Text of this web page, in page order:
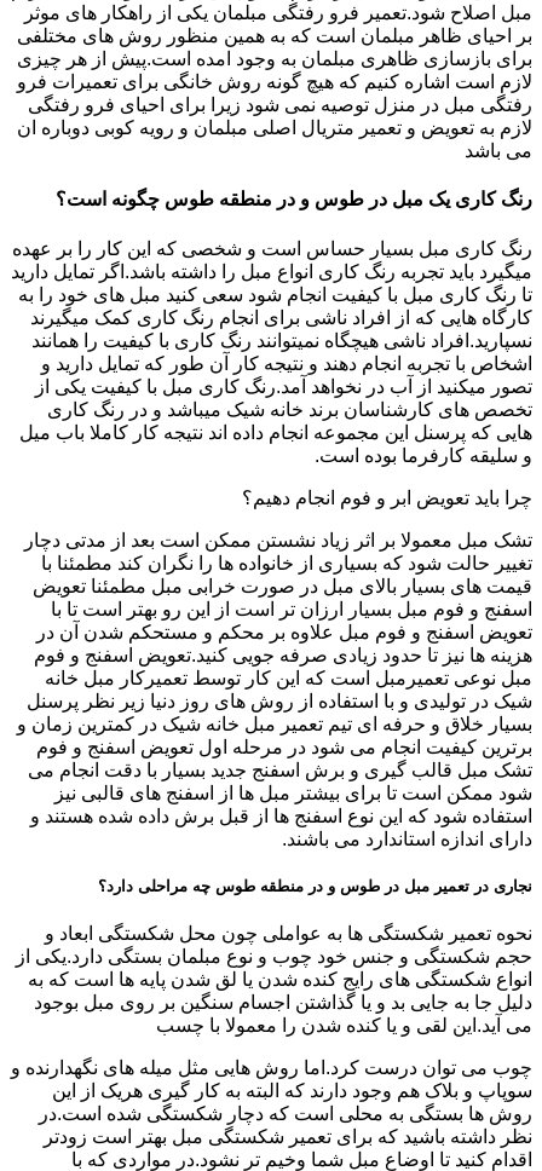
مبل اصلاح شود.تعمیر فرو رفتگی مبلمان یکی از راهکار های موثر
بر احیای ظاهر مبلمان است که به همین منظور روش های مختلفی
برای بازسازی ظاهری مبلمان به وجود امده است.پیش از هر چیزی
لازم است اشاره کنیم که هیچ گونه روش خانگی برای تعمیرات فرو
رفتگی مبل در منزل توصیه نمی شود زیرا برای احیای فرو رفتگی
لازم به تعویض و تعمیر متریال اصلی مبلمان و رویه کوبی دوباره ان
می باشد
رنگ کاری یک مبل در طوس و در منطقه طوس چگونه است؟
رنگ کاری مبل بسیار حساس است و شخصی که این کار را بر عهده
میگیرد باید تجربه رنگ کاری انواع مبل را داشته باشد.اگر تمایل دارید
تا رنگ کاری مبل با کیفیت انجام شود سعی کنید مبل های خود را به
کارگاه هایی که از افراد ناشی برای انجام رنگ کاری کمک میگیرند
نسپارید.افراد ناشی هیچگاه نمیتوانند رنگ کاری با کیفیت را همانند
اشخاص با تجربه انجام دهند و نتیجه کار آن طور که تمایل دارید و
تصور میکنید از آب در نخواهد آمد.رنگ کاری مبل با کیفیت یکی از
تخصص های کارشناسان برند خانه شیک میباشد و در رنگ کاری
هایی که پرسنل این مجموعه انجام داده اند نتیجه کار کاملا باب میل
و سلیقه کارفرما بوده است.
چرا باید تعویض ابر و فوم انجام دهیم؟
تشک مبل معمولا بر اثر زیاد نشستن ممکن است بعد از مدتی دچار
تغییر حالت شود که بسیاری از خانواده ها را نگران کند مطمئنا با
قیمت های بسیار بالای مبل در صورت خرابی مبل مطمئنا تعویض
اسفنج و فوم مبل بسیار ارزان تر است از این رو بهتر است تا با
تعویض اسفنج و فوم مبل علاوه بر محکم و مستحکم شدن آن در
هزینه ها نیز تا حدود زیادی صرفه جویی کنید.تعویض اسفنج و فوم
مبل نوعی تعمیرمبل است که این کار توسط تعمیرکار مبل خانه
شیک در تولیدی و با استفاده از روش های روز دنیا زیر نظر پرسنل
بسیار خلاق و حرفه ای تیم تعمیر مبل خانه شیک در کمترین زمان و
برترین کیفیت انجام می شود در مرحله اول تعویض اسفنج و فوم
تشک مبل قالب گیری و برش اسفنج جدید بسیار با دقت انجام می
شود ممکن است تا برای بیشتر مبل ها از اسفنج های قالبی نیز
استفاده شود که این نوع اسفنج ها از قبل برش داده شده هستند و
دارای اندازه استاندارد می باشند.
نجاری در تعمیر مبل در طوس و در منطقه طوس چه مراحلی دارد؟
نحوه تعمیر شکستگی ها به عواملی چون محل شکستگی ابعاد و
حجم شکستگی و جنس خود چوب و نوع مبلمان بستگی دارد.یکی از
انواع شکستگی های رایج کنده شدن یا لق شدن پایه ها است که به
دلیل جا به جایی بد و یا گذاشتن اجسام سنگین بر روی مبل بوجود
می آید.این لقی و یا کنده شدن را معمولا با چسب
چوب می توان درست کرد.اما روش هایی مثل میله های نگهدارنده و
سوپاپ و بلاک هم وجود دارند که البته به کار گیری هریک از این
روش ها بستگی به محلی است که دچار شکستگی شده است.در
نظر داشته باشید که برای تعمیر شکستگی مبل بهتر است زودتر
اقدام کنید تا اوضاع مبل شما وخیم تر نشود.در مواردی که با